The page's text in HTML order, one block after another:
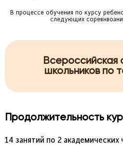
В процессе обучения по курсу
следующих
Всероссийская
школьников по
Продолжительность
14 занятий по 2 академических